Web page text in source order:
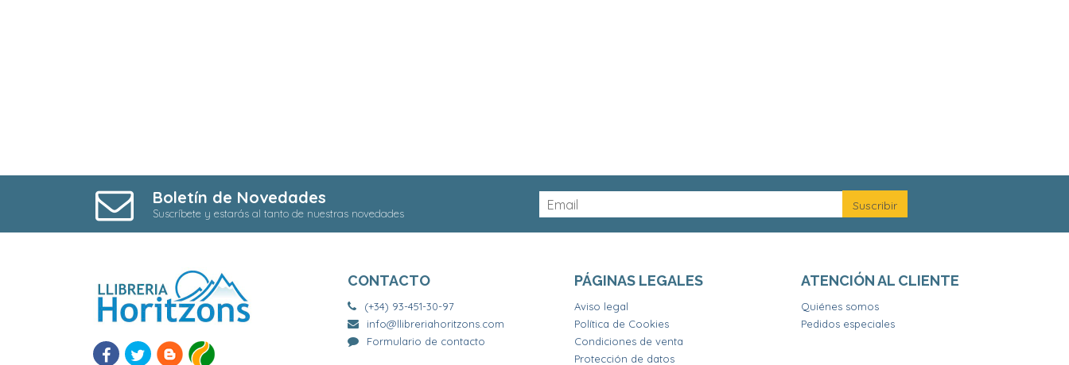
Boletín de Novedades
Suscríbete y estarás al tanto de nuestras novedades
CONTACTO
(+34) 93-451-30-97
info@llibreriahoritzons.com
Formulario de contacto
PÁGINAS LEGALES
Aviso legal
Política de Cookies
Condiciones de venta
Protección de datos
ATENCIÓN AL CLIENTE
Quiénes somos
Pedidos especiales